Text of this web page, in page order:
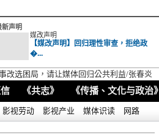
新声明
媒改声明
【媒改声明】回归理性审查，拒绝政
�...
改选困局，请让媒体回归公共利益/张春炎
《共志》 《传播、文化与政治》
影视劳动 影视产业 媒体识读 网路